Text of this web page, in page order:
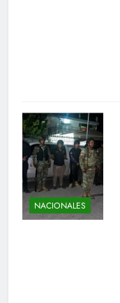
NACIONALES